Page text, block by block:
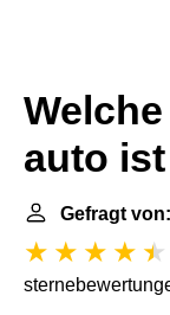
auto
Gefragt